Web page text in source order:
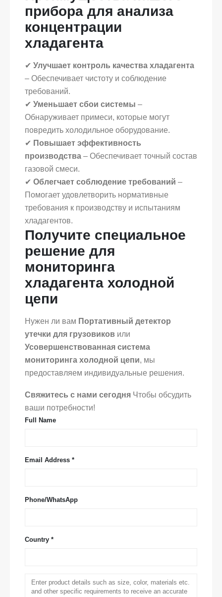
прибора для анализа
концентрации
хладагента
✔ Улучшает контроль качества хладагента
– Обеспечивает чистоту и соблюдение
требований.
✔ Уменьшает сбои системы –
Обнаруживает примеси, которые могут
повредить холодильное оборудование.
✔ Повышает эффективность
производства – Обеспечивает точный состав
газовой смеси.
✔ Облегчает соблюдение требований –
Помогает удовлетворить нормативные
требования к производству и испытаниям
хладагентов.
Получите специальное
решение для
мониторинга
хладагента холодной
цепи
Нужен ли вам Портативный детектор
утечки для грузовиков или
Усовершенствованная система
мониторинга холодной цепи, мы
предоставляем индивидуальные решения.
Свяжитесь с нами сегодня Чтобы обсудить
ваши потребности!
Full Name
Email Address *
Phone/WhatsApp
Country *
Связаться с нами